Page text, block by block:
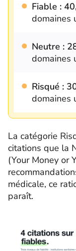
Fiable :
domaines
Neutre :
domaines
Risqué :
domaines
La catégorie
citations que la
(Your Money or
médicale, ce
paraît.